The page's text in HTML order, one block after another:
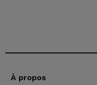
À propos